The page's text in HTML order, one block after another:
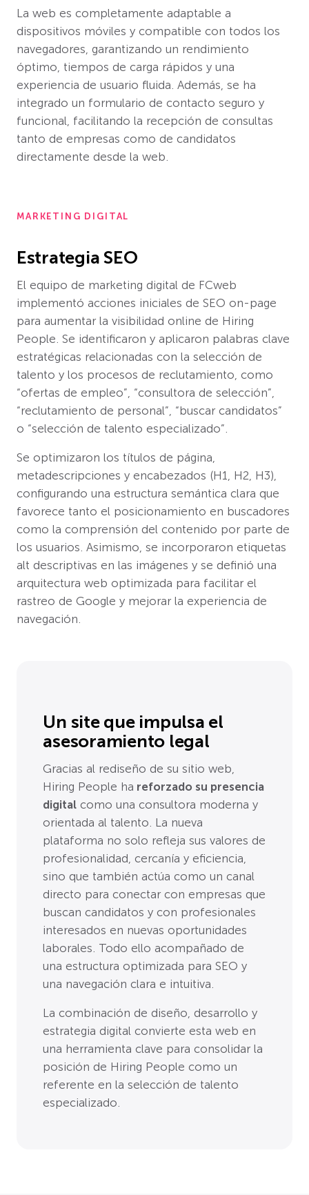
La web es completamente adaptable a
dispositivos móviles y compatible con todos los
navegadores, garantizando un rendimiento
óptimo, tiempos de carga rápidos y una
experiencia de usuario fluida. Además, se ha
integrado un formulario de contacto seguro y
funcional, facilitando la recepción de consultas
tanto de empresas como de candidatos
directamente desde la web.
MARKETING DIGITAL
Estrategia SEO
El equipo de marketing digital de FCweb
implementó acciones iniciales de SEO on-page
para aumentar la visibilidad online de Hiring
People. Se identificaron y aplicaron palabras clave
estratégicas relacionadas con la selección de
talento y los procesos de reclutamiento, como
“ofertas de empleo”, “consultora de selección”,
“reclutamiento de personal”, “buscar candidatos”
o “selección de talento especializado”.
Se optimizaron los títulos de página,
metadescripciones y encabezados (H1, H2, H3),
configurando una estructura semántica clara que
favorece tanto el posicionamiento en buscadores
como la comprensión del contenido por parte de
los usuarios. Asimismo, se incorporaron etiquetas
alt descriptivas en las imágenes y se definió una
arquitectura web optimizada para facilitar el
rastreo de Google y mejorar la experiencia de
navegación.
Un site que impulsa el
asesoramiento legal
Gracias al rediseño de su sitio web,
Hiring People ha reforzado su presencia
digital como una consultora moderna y
orientada al talento. La nueva
plataforma no solo refleja sus valores de
profesionalidad, cercanía y eficiencia,
sino que también actúa como un canal
directo para conectar con empresas que
buscan candidatos y con profesionales
interesados en nuevas oportunidades
laborales. Todo ello acompañado de
una estructura optimizada para SEO y
una navegación clara e intuitiva.
La combinación de diseño, desarrollo y
estrategia digital convierte esta web en
una herramienta clave para consolidar la
posición de Hiring People como un
referente en la selección de talento
especializado.